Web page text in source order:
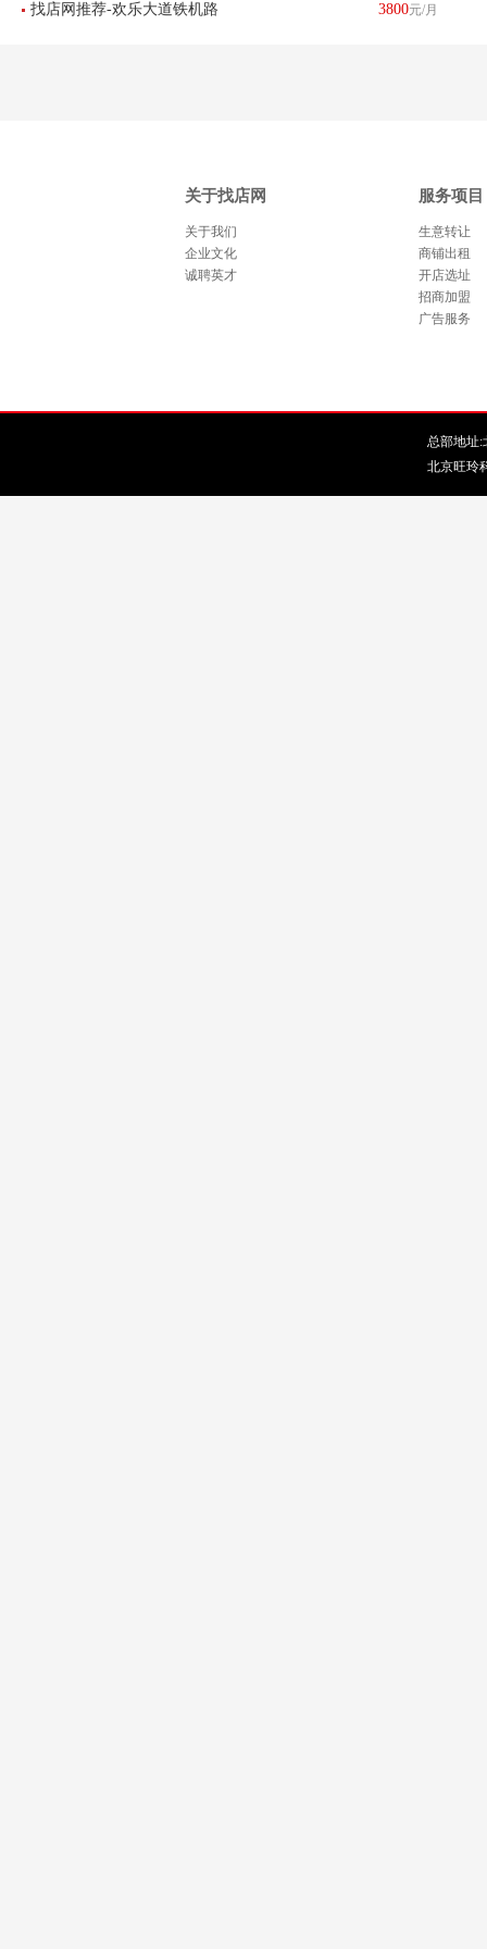
米棋牌室急转-已转让
找店网推荐-欢乐大道铁机路 3800元/月
关于找店网
关于我们
企业文化
诚聘英才
服务项目
生意转让
商铺出租
开店选址
招商加盟
广告服务
总部地址:
北京旺玲